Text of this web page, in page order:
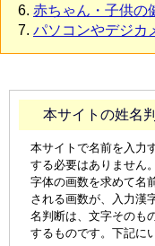
赤ちゃん・子供の
パソコンやデジカ
本サイトの姓名
本サイトで名前を入力
する必要はありません
字体の画数を求めて名
される画数が、入力漢
名判断は、文字そのも
するものです。下記に